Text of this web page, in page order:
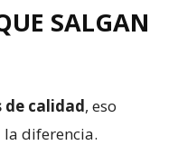
SALGAN
calidad, eso
diferencia.